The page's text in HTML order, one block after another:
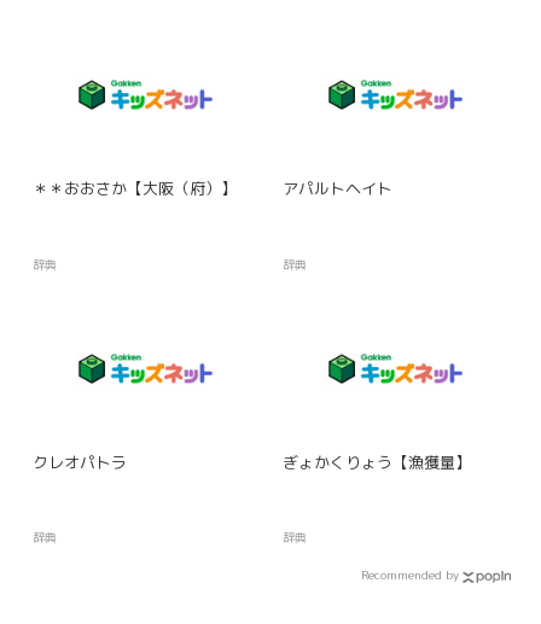
＊＊おおさか【大阪（府）】
辞典
アパルトヘイト
辞典
クレオパトラ
辞典
ぎょかくりょう【漁獲量】
辞典
Recommended by